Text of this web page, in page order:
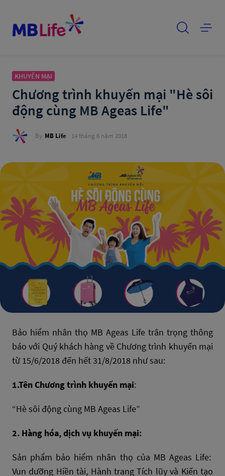
KHUYẾN MẠI
Chương trình khuyến mại "Hè sôi
động cùng MB Ageas Life"
By MB Life 14 tháng 6 năm 2018
Bảo hiểm nhân thọ MB Ageas Life trân trọng thông
báo với Quý khách hàng về Chương trình khuyến mại
từ 15/6/2018 đến hết 31/8/2018 như sau:
1.Tên Chương trình khuyến mại:
“Hè sôi động cùng MB Ageas Life”
2. Hàng hóa, dịch vụ khuyến mại:
Sản phẩm bảo hiểm nhân thọ của MB Ageas Life:
Vun dưỡng Hiền tài, Hành trang Tích lũy và Kiến tạo